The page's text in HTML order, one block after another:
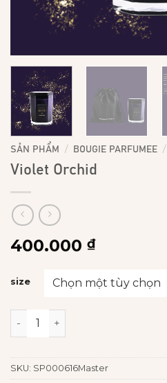
SẢN PHẨM / BOUGIE PARFUMEE /
Violet Orchid
400.000 ₫
size
Violet Orchid số lượng
SKU: SP000616Master